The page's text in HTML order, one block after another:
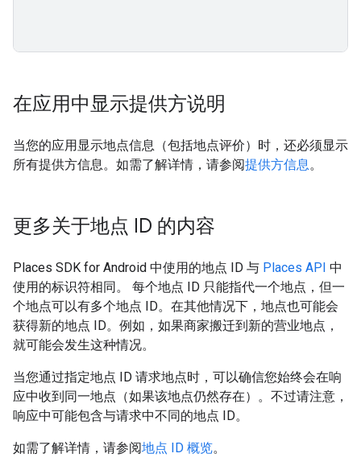
在应用中显示提供方说明
当您的应用显示地点信息（包括地点评价）时，还必须显示
所有提供方信息。如需了解详情，请参阅提供方信息。
更多关于地点 ID 的内容
Places SDK for Android 中使用的地点 ID 与 Places API 中
使用的标识符相同。 每个地点 ID 只能指代一个地点，但一
个地点可以有多个地点 ID。在其他情况下，地点也可能会
获得新的地点 ID。例如，如果商家搬迁到新的营业地点，
就可能会发生这种情况。
当您通过指定地点 ID 请求地点时，可以确信您始终会在响
应中收到同一地点（如果该地点仍然存在）。不过请注意，
响应中可能包含与请求中不同的地点 ID。
如需了解详情，请参阅地点 ID 概览。